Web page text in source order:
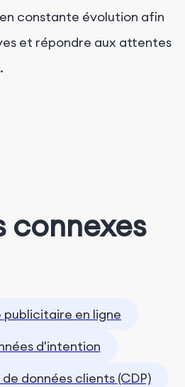
constante évolution afin
et répondre aux attentes
connexes
publicitaire en ligne
d'intention
données clients (CDP)